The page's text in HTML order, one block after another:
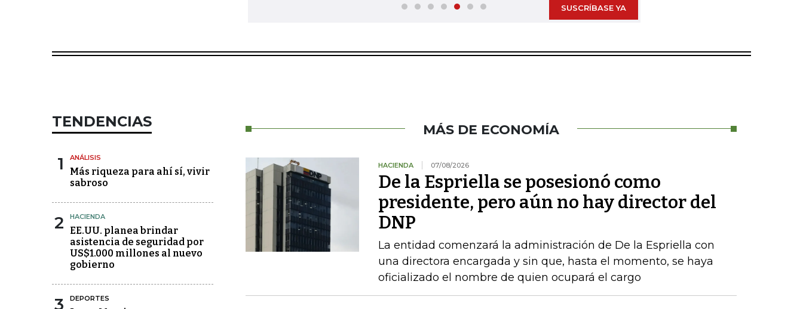
SUSCRÍBASE YA
TENDENCIAS
1 ANÁLISIS
Más riqueza para ahí sí, vivir
sabroso
2 HACIENDA
EE.UU. planea brindar
asistencia de seguridad por
US$1.000 millones al nuevo
gobierno
3 DEPORTES
MÁS DE ECONOMÍA
HACIENDA 07/08/2026
De la Espriella se posesionó como
presidente, pero aún no hay director del
DNP
La entidad comenzará la administración de De la Espriella con
una directora encargada y sin que, hasta el momento, se haya
oficializado el nombre de quien ocupará el cargo